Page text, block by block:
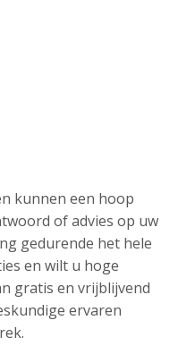
kunnen een hoop
of advies op uw
gedurende het hele
en wilt u hoge
gratis en vrijblijvend
ervaren